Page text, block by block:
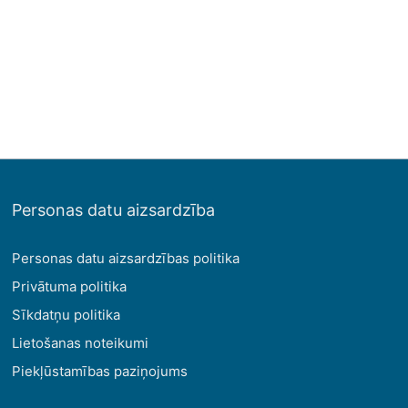
Personas datu aizsardzība
Personas datu aizsardzības politika
Privātuma politika
Sīkdatņu politika
Lietošanas noteikumi
Piekļūstamības paziņojums